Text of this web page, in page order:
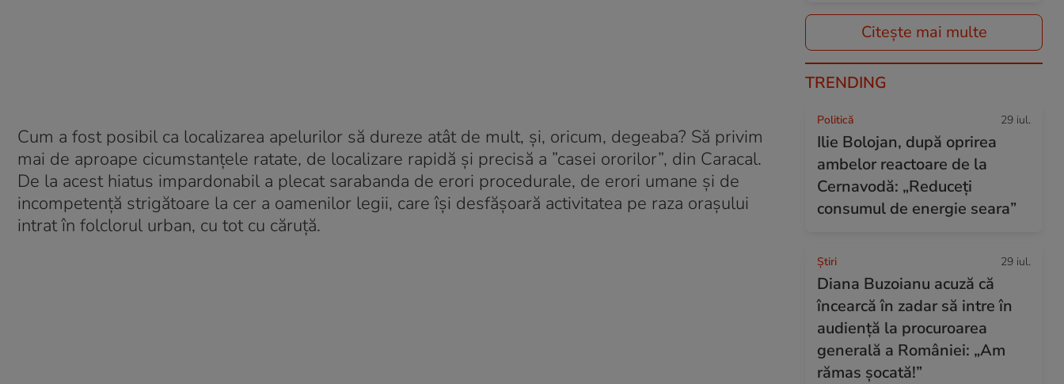
Cum a fost posibil ca localizarea apelurilor să dureze atât de mult, și, oricum, degeaba? Să privim
mai de aproape cicumstanțele ratate, de localizare rapidă și precisă a ”casei ororilor”, din Caracal.
De la acest hiatus impardonabil a plecat sarabanda de erori procedurale, de erori umane și de
incompetență strigătoare la cer a oamenilor legii, care își desfășoară activitatea pe raza orașului
intrat în folclorul urban, cu tot cu căruță.
Citește mai multe
TRENDING
Politică 29 iul.
Ilie Bolojan, după oprirea
ambelor reactoare de la
Cernavodă: „Reduceți
consumul de energie seara”
Ştiri 29 iul.
Diana Buzoianu acuză că
încearcă în zadar să intre în
audiență la procuroarea
generală a României: „Am
rămas șocată!”